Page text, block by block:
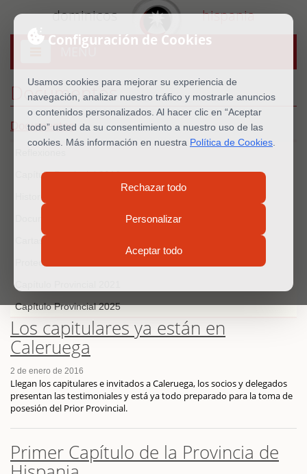
Configuración de Cookies
Usamos cookies para mejorar su experiencia de
navegación, analizar nuestro tráfico y mostrarle anuncios
o contenidos personalizados. Al hacer clic en “Aceptar
todo” usted da su consentimiento a nuestro uso de las
cookies. Más información en nuestra Política de Cookies
Rechazar todo
Personalizar
Aceptar todo
dominicos hispania
MENU
Documentos
Documentos
Capítulo Provincial 2016
Historia
Cartas del Prior Provincial
Protección menores
Capítulo Provincial 2025
Los capitulares ya están en
Caleruega
2 de enero de 2016
Llegan los capitulares e invitados a Caleruega, los socios y delegados
presentan las testimoniales y está ya todo preparado para la toma de
posesión del Prior Provincial.
Primer Capítulo de la Provincia de